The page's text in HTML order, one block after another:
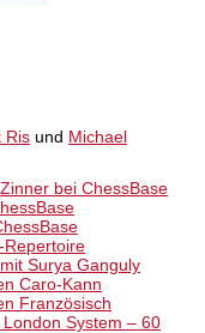
Ris und Michael
bei ChessBase
Repertoire
Surya Ganguly
Caro-Kann
Französisch
System – 60